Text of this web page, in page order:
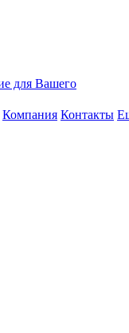
Компания Контакты